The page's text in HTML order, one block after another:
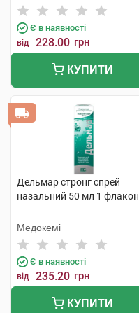
Є в наявності
від 228.00 грн
КУПИТИ
Дельмар стронг спрей
назальний 50 мл 1 флакон
Медокемі
Є в наявності
від 235.20 грн
КУПИТИ